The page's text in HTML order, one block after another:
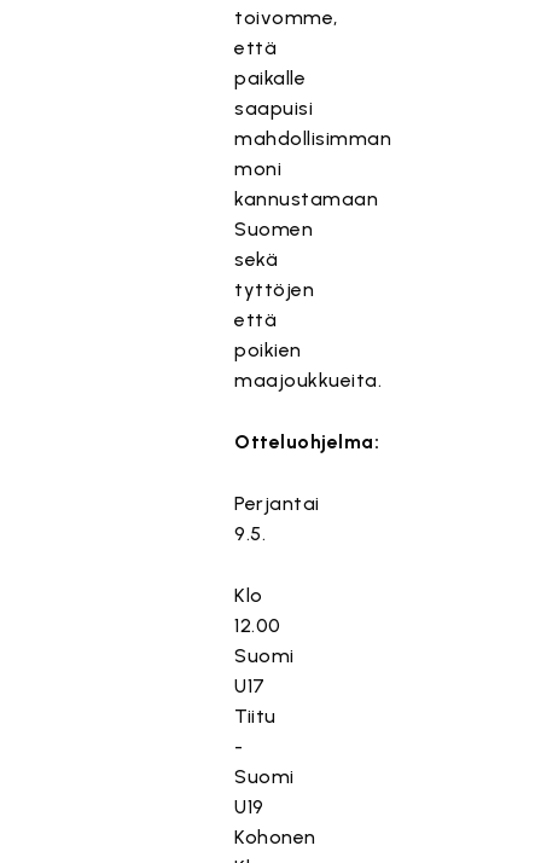
toivomme,
että
paikalle
saapuisi
mahdollisimman
moni
kannustamaan
Suomen
sekä
tyttöjen
että
poikien
maajoukkueita.
Otteluohjelma:
Perjantai
9.5.
Klo
12.00
Suomi
U17
Tiitu
-
Suomi
U19
Kohonen